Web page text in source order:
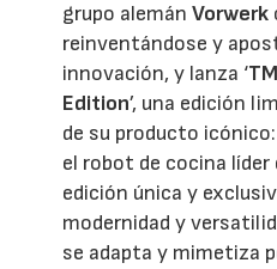
grupo alemánVorwerk
reinventándose y
innovación, y lanza ‘
Edition’, una edición
de su producto
el robot de cocina líder
edición única y
modernidad y
se adapta y mimetiza